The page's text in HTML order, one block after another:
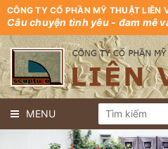
CÔNG TY CỔ PHẦN MỸ THUẬT LIÊN
Câu chuyện tình yêu - đam mê
MENU